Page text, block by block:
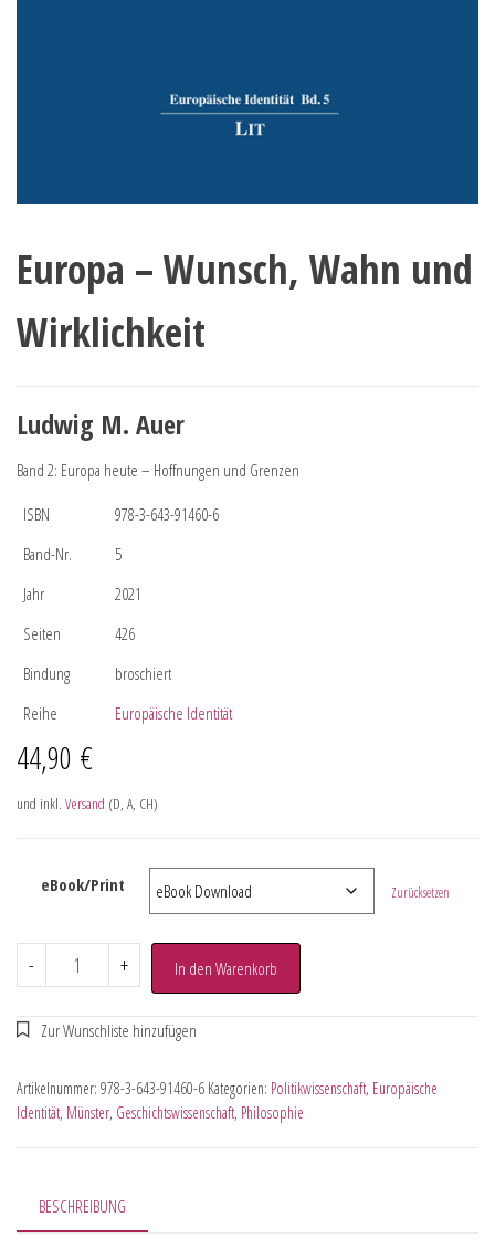
Europa – Wunsch, Wahn und
Wirklichkeit
Ludwig M. Auer
Band 2: Europa heute – Hoffnungen und Grenzen
ISBN
978-3-643-91460-6
Band-Nr.
5
Jahr
2021
Seiten
426
Bindung
broschiert
Reihe
Europäische Identität
44,90 €
und inkl. Versand (D, A, CH)
eBook/Print Zurücksetzen
- + In den Warenkorb
Artikelnummer: 978-3-643-91460-6 Kategorien: Politikwissenschaft, Europäische
Identität, Münster, Geschichtswissenschaft, Philosophie
BESCHREIBUNG